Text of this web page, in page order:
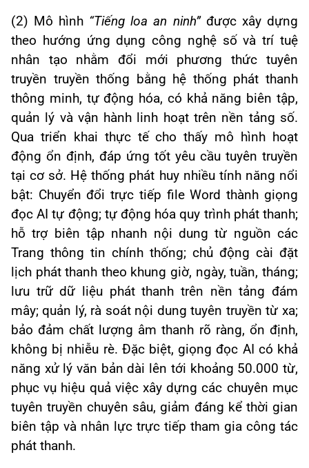
(2) Mô hình “Tiếng loa an ninh”được xây dựng
theo hướng ứng dụng công nghệ số và trí tuệ
nhân tạo nhằm đổi mới phương thức tuyên
truyền truyền thống bằng hệ thống phát thanh
thông minh, tự động hóa, có khả năng biên tập,
quản lý và vận hành linh hoạt trên nền tảng số.
Qua triển khai thực tế cho thấy mô hình hoạt
động ổn định, đáp ứng tốt yêu cầu tuyên truyền
tại cơ sở. Hệ thống phát huy nhiều tính năng nổi
bật: Chuyển đổi trực tiếp file Word thành giọng
đọc AI tự động; tự động hóa quy trình phát thanh;
hỗ trợ biên tập nhanh nội dung từ nguồn các
Trang thông tin chính thống; chủ động cài đặt
lịch phát thanh theo khung giờ, ngày, tuần, tháng;
lưu trữ dữ liệu phát thanh trên nền tảng đám
mây; quản lý, rà soát nội dung tuyên truyền từ xa;
bảo đảm chất lượng âm thanh rõ ràng, ổn định,
không bị nhiễu rè. Đặc biệt, giọng đọc AI có khả
năng xử lý văn bản dài lên tới khoảng 50.000 từ,
phục vụ hiệu quả việc xây dựng các chuyên mục
tuyên truyền chuyên sâu, giảm đáng kể thời gian
biên tập và nhân lực trực tiếp tham gia công tác
phát thanh.